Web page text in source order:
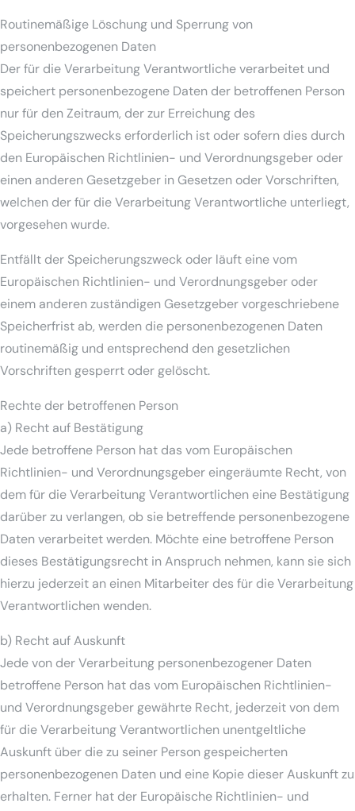
Routinemäßige Löschung und Sperrung von
personenbezogenen Daten
Der für die Verarbeitung Verantwortliche verarbeitet und
speichert personenbezogene Daten der betroffenen Person
nur für den Zeitraum, der zur Erreichung des
Speicherungszwecks erforderlich ist oder sofern dies durch
den Europäischen Richtlinien- und Verordnungsgeber oder
einen anderen Gesetzgeber in Gesetzen oder Vorschriften,
welchen der für die Verarbeitung Verantwortliche unterliegt,
vorgesehen wurde.
Entfällt der Speicherungszweck oder läuft eine vom
Europäischen Richtlinien- und Verordnungsgeber oder
einem anderen zuständigen Gesetzgeber vorgeschriebene
Speicherfrist ab, werden die personenbezogenen Daten
routinemäßig und entsprechend den gesetzlichen
Vorschriften gesperrt oder gelöscht.
Rechte der betroffenen Person
a) Recht auf Bestätigung
Jede betroffene Person hat das vom Europäischen
Richtlinien- und Verordnungsgeber eingeräumte Recht, von
dem für die Verarbeitung Verantwortlichen eine Bestätigung
darüber zu verlangen, ob sie betreffende personenbezogene
Daten verarbeitet werden. Möchte eine betroffene Person
dieses Bestätigungsrecht in Anspruch nehmen, kann sie sich
hierzu jederzeit an einen Mitarbeiter des für die Verarbeitung
Verantwortlichen wenden.
b) Recht auf Auskunft
Jede von der Verarbeitung personenbezogener Daten
betroffene Person hat das vom Europäischen Richtlinien-
und Verordnungsgeber gewährte Recht, jederzeit von dem
für die Verarbeitung Verantwortlichen unentgeltliche
Auskunft über die zu seiner Person gespeicherten
personenbezogenen Daten und eine Kopie dieser Auskunft zu
erhalten. Ferner hat der Europäische Richtlinien- und